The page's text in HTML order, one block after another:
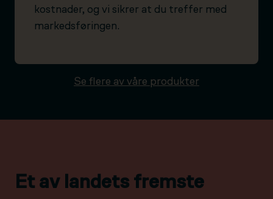
kostnader, og vi sikrer at du treffer med
markedsføringen.
Se flere av våre produkter
Et av landets fremste